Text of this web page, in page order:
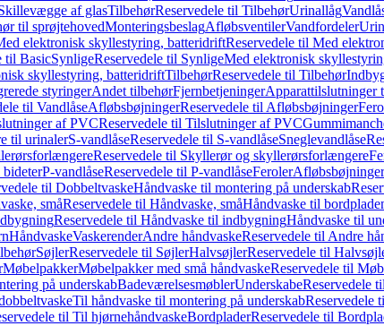
af glasTilbehørReservedele til TilbehørUrinallåg
til sprøjtehovedMonteringsbeslagAfløbsventilerVandfordeler
elektronisk skyllestyring, batteridriftReservedele til Med
til BasicSynligeReservedele til SynligeMed elektronisk
skyllestyring, batteridriftTilbehørReservedele til Tilbehør
styringerAndet tilbehørFjernbetjeningerApparattilslutninger
til VandlåseAfløbsbøjningerReservedele til Afløbsbøjninger
af PVCReservedele til Tilslutninger af PVC
til urinalerS-vandlåseReservedele til S-vandlåseSneglevandlåse
Reservedele til Skyllerør og skyllerørsforlængere
P-vandlåseReservedele til P-vandlåseFerolerAfløbsbøjninger
til DobbeltvaskeHåndvaske til montering på underskab
småReservedele til Håndvaske, småHåndvaske til
Reservedele til Håndvaske til indbygningHåndvaske til
HåndvaskeVaskerenderAndre håndvaskeReservedele til Andre
SøjlerReservedele til SøjlerHalvsøjlerReservedele til
MøbelpakkerMøbelpakker med små håndvaskeReservedele til
på underskabBadeværelsesmøblerUnderskabeReservedele
Til håndvaske til montering på underskabReservedele
til Til hjørnehåndvaskeBordpladerReservedele til